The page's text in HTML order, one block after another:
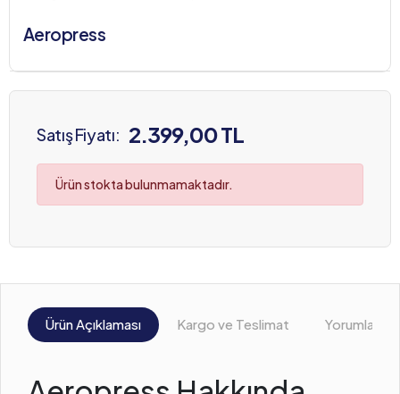
Aeropress
Satış Fiyatı: 2.399,00 TL
Ürün stokta bulunmamaktadır.
Ürün Açıklaması Kargo ve Teslimat Yorumlar